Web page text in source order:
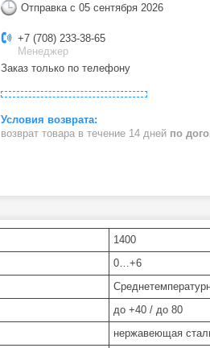
Отправка с 05 сентября 2026
+7 (708) 233-38-65
Менеджер
Заказ только по телефону
возврат товара в течение 14 дней по
1400
0…+6
до +40 / до 80
нержавеющая